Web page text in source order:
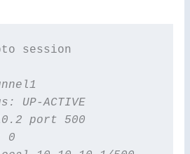
session
UP-ACTIVE
port 500